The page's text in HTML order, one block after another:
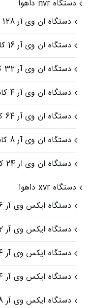
دستگاه nvr داهوا
دستگاه ان وی آر 128 کانال داهوا
دستگاه ان وی آر 16 کانال داهوا
دستگاه ان وی آر 32 کانال داهوا
دستگاه ان وی آر 4 کانال داهوا
دستگاه ان وی آر 64 کانال داهوا
دستگاه ان وی آر 8 کانال داهوا
دستگاه ان وی ار 24 کانال داهوا
دستگاه xvr داهوا
دستگاه ایکس وی آر 16 کانال داهوا
دستگاه ایکس وی آر 32 کانال داهوا
دستگاه ایکس وی آر 4 کانال داهوا
دستگاه ایکس وی آر 64 کانال داهوا
دستگاه ایکس وی آر 8 کانال داهوا